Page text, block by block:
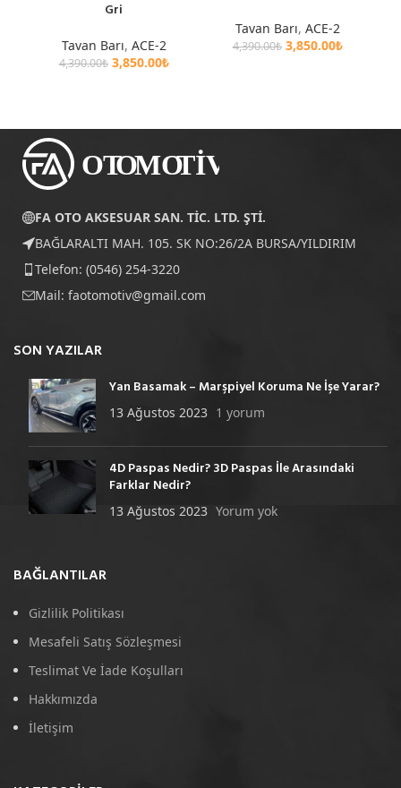
Gri
Tavan Barı, ACE-2
4,390.00₺ 3,850.00₺
Tavan Barı, ACE-2
4,390.00₺ 3,850.00₺
FA OTO AKSESUAR SAN. TİC. LTD. ŞTİ.
BAĞLARALTI MAH. 105. SK NO:26/2A BURSA/YILDIRIM
Telefon: (0546) 254-3220
Mail: faotomotiv@gmail.com
SON YAZILAR
Yan Basamak – Marşpiyel Koruma Ne İşe Yarar?
13 Ağustos 2023 1 yorum
4D Paspas Nedir? 3D Paspas İle Arasındaki
Farklar Nedir?
13 Ağustos 2023 Yorum yok
BAĞLANTILAR
Gizlilik Politikası
Mesafeli Satış Sözleşmesi
Teslimat Ve İade Koşulları
Hakkımızda
İletişim